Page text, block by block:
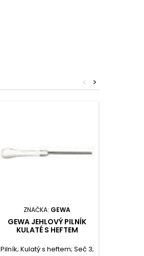
>
<
ZNAČKA: GEWA
GEWA JEHLOVÝ PILNÍK
KULATÉ S HEFTEM
Pilník; Kulatý s heftem; Seč 3;